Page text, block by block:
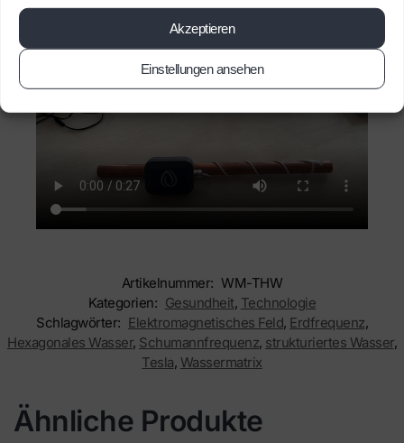
Akzeptieren
Einstellungen ansehen
Artikelnummer: WM-THW
Kategorien: Gesundheit, Technologie
Schlagwörter: Elektromagnetisches Feld, Erdfrequenz,
Hexagonales Wasser, Schumannfrequenz, strukturiertes Wasser,
Tesla, Wassermatrix
Ähnliche Produkte